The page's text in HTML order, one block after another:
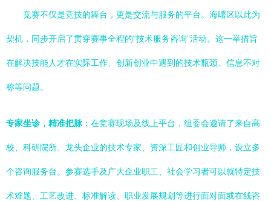
竞赛不仅是竞技的舞台，更是交流与服务的平台。海曙区以此为
契机，同步开启了贯穿赛事全程的“技术服务咨询”活动。这一举措旨
在解决技能人才在实际工作、创新创业中遇到的技术瓶颈、信息不对
称等问题。
专家坐诊，精准把脉 ：在竞赛现场及线上平台，组委会邀请了来自高
校、科研院所、龙头企业的技术专家、资深工匠和创业导师，设立多
个咨询服务台。参赛选手及广大企业职工、社会学习者可以就特定技
术难题、工艺改进、标准解读、职业发展规划等进行面对面或在线咨